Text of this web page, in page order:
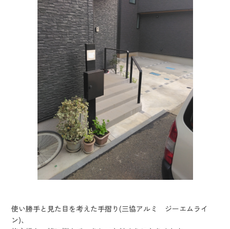
使い勝手と見た目を考えた手摺り(三協アルミ ジーエムライ
ン)、